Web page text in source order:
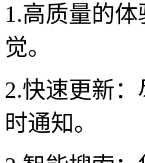
1.高质量的
觉。
2.快速更新
时通知。